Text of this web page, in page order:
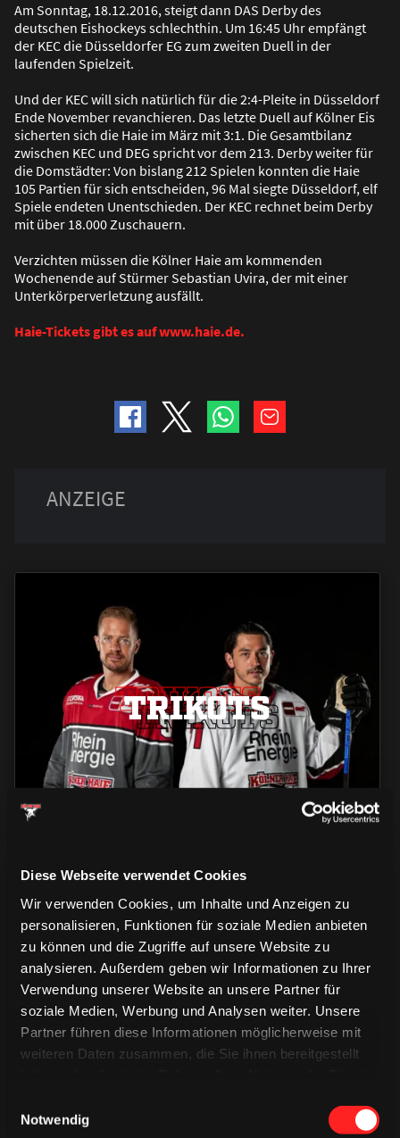
Diese Webseite verwendet Cookies
Wir verwenden Cookies, um Inhalte und Anzeigen zu
personalisieren, Funktionen für soziale Medien anbieten
zu können und die Zugriffe auf unsere Website zu
analysieren. Außerdem geben wir Informationen zu Ihrer
Verwendung unserer Website an unsere Partner für
soziale Medien, Werbung und Analysen weiter. Unsere
Partner führen diese Informationen möglicherweise mit
weiteren Daten zusammen, die Sie ihnen bereitgestellt
Notwendig
Am Sonntag, 18.12.2016, steigt dann DAS Derby des
deutschen Eishockeys schlechthin. Um 16:45 Uhr empfängt
der KEC die Düsseldorfer EG zum zweiten Duell in der
laufenden Spielzeit.
Und der KEC will sich natürlich für die 2:4-Pleite in Düsseldorf
Ende November revanchieren. Das letzte Duell auf Kölner Eis
sicherten sich die Haie im März mit 3:1. Die Gesamtbilanz
zwischen KEC und DEG spricht vor dem 213. Derby weiter für
die Domstädter: Von bislang 212 Spielen konnten die Haie
105 Partien für sich entscheiden, 96 Mal siegte Düsseldorf, elf
Spiele endeten Unentschieden. Der KEC rechnet beim Derby
mit über 18.000 Zuschauern.
Verzichten müssen die Kölner Haie am kommenden
Wochenende auf Stürmer Sebastian Uvira, der mit einer
Unterkörperverletzung ausfällt.
Haie-Tickets gibt es auf www.haie.de.
TRIKOTS
TRIKOTS
TRIKOTS
CAPS & CO
CAPS & CO
CAPS & CO